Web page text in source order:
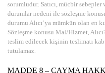
sorumludur. Satıcı, mücbir
durumlar nedeni ile sözleşme
durumu Alıcı’ya mümkün olan en
Sözleşme konusu Mal/Hizmet,
teslim edilecek kişinin teslimatı
tutulamaz.
MADDE 8 – CAYMA